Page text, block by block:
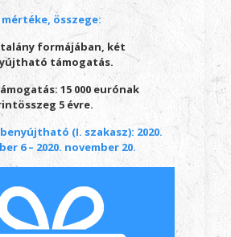
összege:
formájában, két
támogatás.
15 000 eurónak
5 évre.
(I. szakasz): 2020.
6 – 2020. november 20.